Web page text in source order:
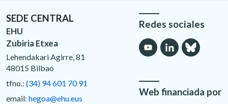
SEDE CENTRAL
EHU
Zubiria Etxea
Lehendakari Agirre, 81
48015 Bilbao
tfno.: (34) 94 601 70 91
email: hegoa@ehu.eus
Redes sociales
Web financiada por